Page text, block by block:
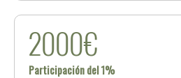
2000€
Participación del 1%